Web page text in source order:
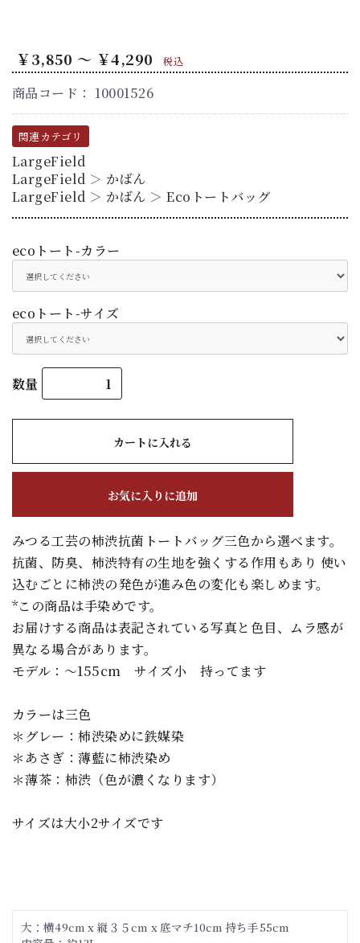
￥3,850 ～ ￥4,290 税込
商品コード： 10001526
関連カテゴリ
LargeField
LargeField ＞ かばん
LargeField ＞ かばん ＞ Ecoトートバッグ
ecoトート-カラー
ecoトート-サイズ
数量
カートに入れる
お気に入りに追加
みつる工芸の柿渋抗菌トートバッグ三色から選べます。
抗菌、防臭、柿渋特有の生地を強くする作用もあり 使い
込むごとに柿渋の発色が進み色の変化も楽しめます。
*この商品は手染めです。
お届けする商品は表記されている写真と色目、ムラ感が
異なる場合があります。
モデル：～155cm サイズ小 持ってます
カラーは三色
＊グレー：柿渋染めに鉄媒染
＊あさぎ：薄藍に柿渋染め
＊薄茶：柿渋（色が濃くなります）
サイズは大小2サイズです
大：横49cm x 縦３５cm x 底マチ10cm 持ち手55cm